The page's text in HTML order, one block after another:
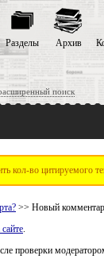
поиск
Разделы Архив
во цитируемого
>> Новый
.
проверки